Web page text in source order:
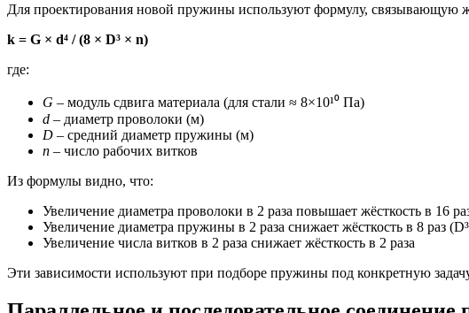
Для проектирования новой пружины используют формулу, связывающую
k = G × d⁴ / (8 × D³ × n)
где:
G – модуль сдвига материала (для стали ≈ 8×10¹⁰ Па)
d – диаметр проволоки (м)
D – средний диаметр пружины (м)
n – число рабочих витков
Из формулы видно, что:
Увеличение диаметра проволоки в 2 раза повышает жёсткость в 16
Увеличение диаметра пружины в 2 раза снижает жёсткость в 8 раз
Увеличение числа витков в 2 раза снижает жёсткость в 2 раза
Эти зависимости используют при подборе пружины под конкретную